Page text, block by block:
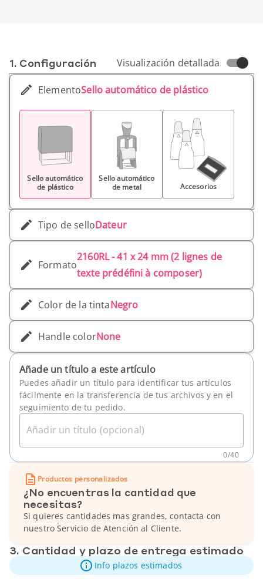
1. Conf­iguración Visualización detallada
ElementoSello automático de plástico
Sello automático
de plástico
Sello automático
de metal
Accesorios
Tipo de selloDateur
Formato
2160RL - 41 x 24 mm (2 lignes de
texte prédéfini à composer)
Color de la tintaNegro
Handle colorNone
Añade un título a este artículo
Puedes añadir un título para identificar tus artículos
fácilmente en la transferencia de tus archivos y en el
seguimiento de tu pedido.
Añadir un título (opcional)
0/40
Productos personalizados
¿No encuentras la cantidad que
necesitas?
Si quieres cantidades mas grandes, contacta con
nuestro Servicio de Atención al Cliente.
3. Cantidad y plazo de entrega estimado
Info plazos estimados